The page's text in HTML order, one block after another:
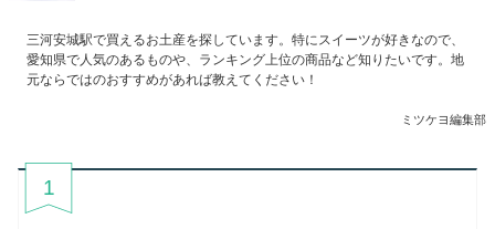
三河安城駅で買えるお土産を探しています。特にスイーツが好きなので、
愛知県で人気のあるものや、ランキング上位の商品など知りたいです。地
元ならではのおすすめがあれば教えてください！
ミツケヨ編集部
1